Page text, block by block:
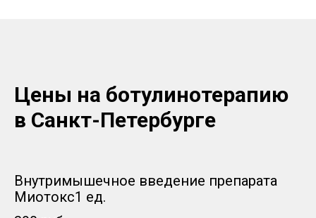
Цены на ботулинотерапию
в Санкт-Петербурге
Внутримышечное введение препарата
Миотокс1 ед.